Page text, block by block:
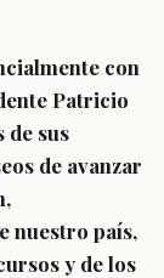
con
Patricio
de sus
de avanzar
nuestro país,
y de los